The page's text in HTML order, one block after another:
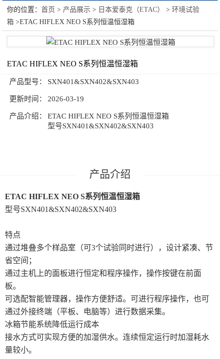
日本爱泰克（ETAC）
绝缘可靠性评价系统
环境试验箱
你的位置：首页 > 产品展示 > 日本爱泰克（ETAC） >环境试验
箱 >ETAC HIFLEX NEO S系列恒温恒湿箱
ETAC HIFLEX NEO S系列恒温恒湿箱
产品型号： SXN401&SXN402&SXN403
更新时间： 2026-03-19
产品介绍：
ETAC HIFLEX NEO S系列恒温恒湿箱
型号SXN401&SXN402&SXN403
产品介绍
ETAC HIFLEX NEO S系列恒温恒湿箱
型号SXN401&SXN402&SXN403
特点
通过堆叠多个样品室（可3个试验同时进行），设计紧凑、节
省空间；
通过主机上的面板进行恒定和程序操作，操作按键在前面
板。
可选配智能管理器，操作方便舒适。可进行程序操作，也可
通过外接终端（平板、电脑等）进行数据采集。
冰箱节能系统降低运行成本
接水方式可实现方便的加湿供水。连续恒定运行时加湿耗水
量较小。